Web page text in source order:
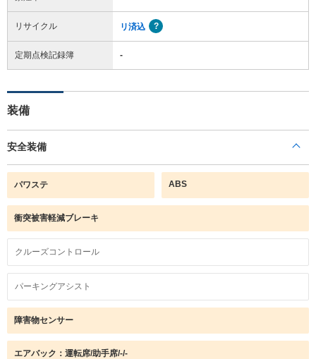
リサイクル リ済込
定期点検記録簿 -
装備
安全装備
パワステ ABS
衝突被害軽減ブレーキ
クルーズコントロール
パーキングアシスト
障害物センサー
エアバック：運転席/助手席/-/-